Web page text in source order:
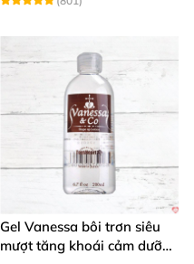
Gel Vanessa bôi trơn siêu
mượt tăng khoái cảm dưỡng